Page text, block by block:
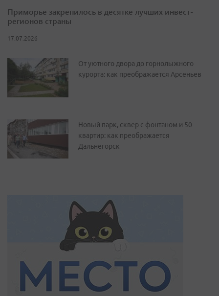
Приморье закрепилось в десятке лучших инвест-
регионов страны
17.07.2026
От уютного двора до горнолыжного
курорта: как преображается Арсеньев
Новый парк, сквер с фонтаном и 50
квартир: как преображается
Дальнегорск